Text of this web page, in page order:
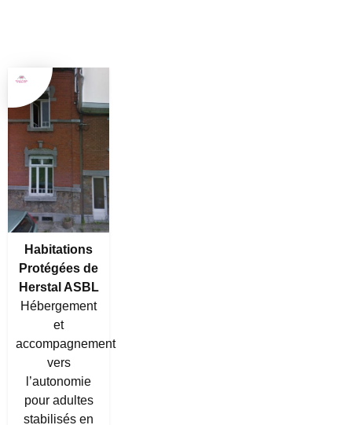
Habitations
Protégées de
Herstal ASBL
Hébergement
et
accompagnement
vers
l’autonomie
pour adultes
stabilisés en